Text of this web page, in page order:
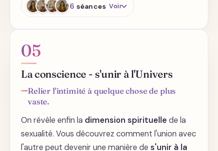
6 séances Voir
Appel de l'eau et du feu : Éveil du
Feu
Angles, profondeurs, découvrez
vos "spots", érection
05
La conscience - s'unir à l'Univers
Relier l'intimité à quelque chose de plus
vaste.
On révèle enfin la dimension spirituelle de la
sexualité. Vous découvrez comment l'union avec
l'autre peut devenir une manière de s'unir à la